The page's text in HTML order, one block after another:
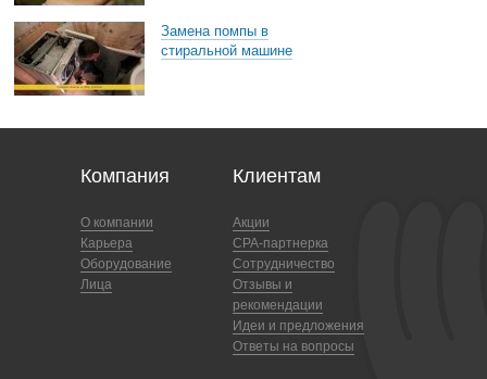
Замена помпы в
стиральной машине
Компания
О компании
Карьера
Оборудование
Лица
Клиентам
Акции
CPA-партнерка
Сотрудничество
Отзывы и
рекомендации
Идеи и предложения
Ответы на вопросы